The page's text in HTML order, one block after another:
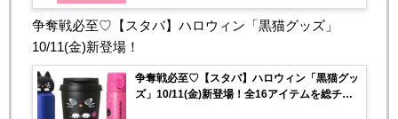
争奪戦必至♡【スタバ】ハロウィン「黒猫グッズ」
10/11(金)新登場！
争奪戦必至♡【スタバ】ハロウィン「黒猫グッ
ズ」10/11(金)新登場！全16アイテムを総チェ